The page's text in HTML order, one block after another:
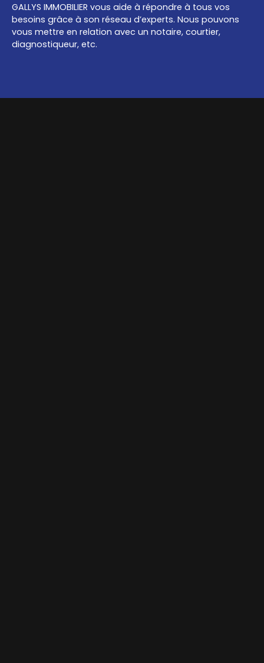
GALLYS IMMOBILIER vous aide à répondre à tous vos
besoins grâce à son réseau d’experts. Nous pouvons
vous mettre en relation avec un notaire, courtier,
diagnostiqueur, etc.